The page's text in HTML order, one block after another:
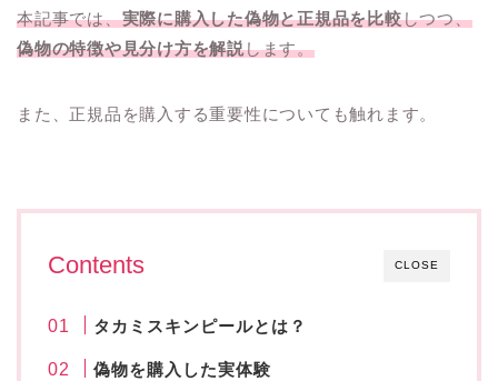
本記事では、実際に購入した偽物と正規品を比較しつつ、
偽物の特徴や見分け方を解説します。
また、正規品を購入する重要性についても触れます。
CLOSE
Contents
タカミスキンピールとは？
偽物を購入した実体験